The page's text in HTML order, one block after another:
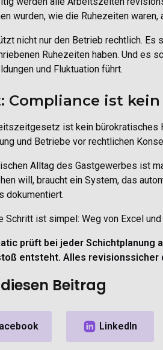
wurden, wie die Ruhezeiten
nicht nur den Betrieb rechtlich.
Ruhezeiten haben. Und es
und Fluktuation führt.
Compliance ist
ist kein bürokratisches
und Betriebe vor rechtlichen
Alltag des Gastgewerbes ist
will, braucht ein System, das
dokumentiert.
Schritt ist simpel: Weg von Excel
prüft bei jeder Schichtplanung
entsteht. Alles
Beitrag